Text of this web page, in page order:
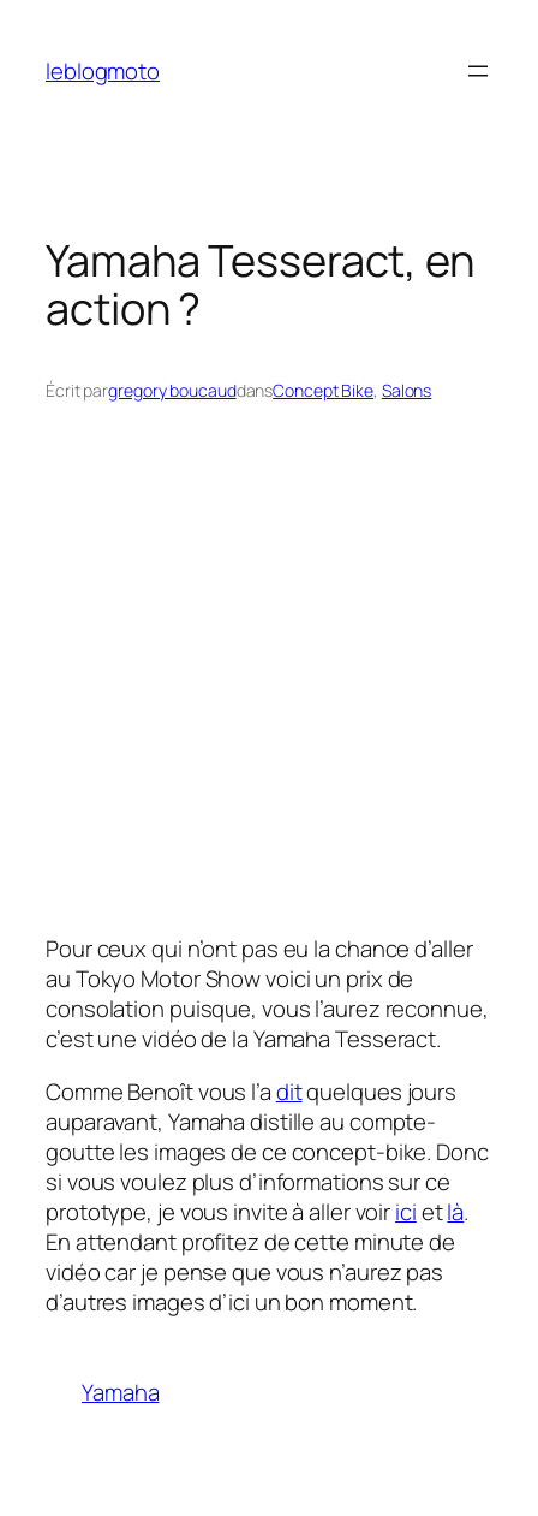
contenu
leblogmoto
Yamaha Tesseract, en
action ?
Écrit pargregory boucauddansConcept Bike, Salons
Pour ceux qui n’ont pas eu la chance d’aller
au Tokyo Motor Show voici un prix de
consolation puisque, vous l’aurez reconnue,
c’est une vidéo de la Yamaha Tesseract.
Comme Benoît vous l’aditquelques jours
auparavant, Yamaha distille au compte-
goutte les images de ce concept-bike. Donc
si vous voulez plus d’informations sur ce
prototype, je vous invite à aller voiricietlà.
En attendant profitez de cette minute de
vidéo car je pense que vous n’aurez pas
d’autres images d’ici un bon moment.
Yamaha